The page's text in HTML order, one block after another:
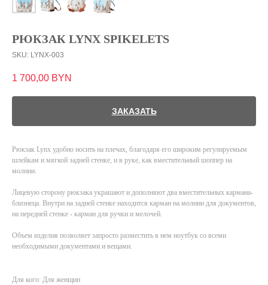
РЮКЗАК LYNX SPIKELETS
SKU: LYNX-003
1 700,00 BYN
ЗАКАЗАТЬ
Рюкзак Lynx удобно носить на плечах, благодаря его широким регулируемым
шлейкам и мягкой задней стенке, и в руке, как вместительный шоппер на
молнии.
Лицевую сторону рюкзака украшают и дополняют два вместительных кармана-
близнеца. Внутри на задней стенке находится карман на молнии для документов,
на передней стенке - карман для ручки и мелочей.
Объем изделия позволяет запросто разместить в нем ноутбук со всеми
необходимыми документами и вещами.
Для кого: Для женщин